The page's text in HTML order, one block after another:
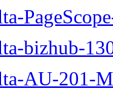
bizhub-
AU-201-